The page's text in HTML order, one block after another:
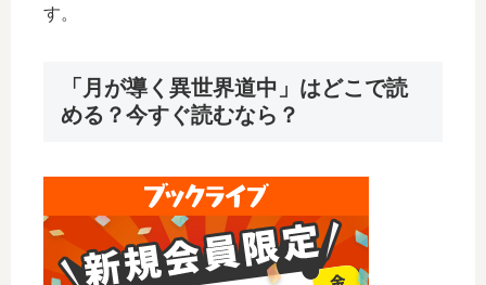
す。
「月が導く異世界道中」はどこで読
める？今すぐ読むなら？